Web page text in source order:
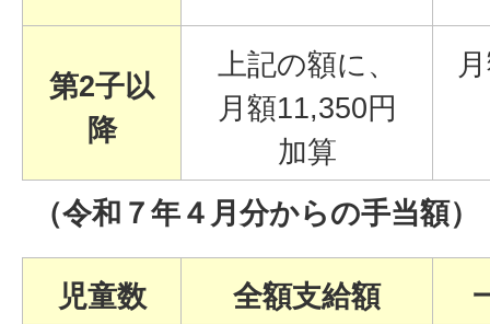
第2子以
降
上記の額に、
月額11,350円
加算
（令和７年４ 月分からの手当額）
児童数 全額支給額